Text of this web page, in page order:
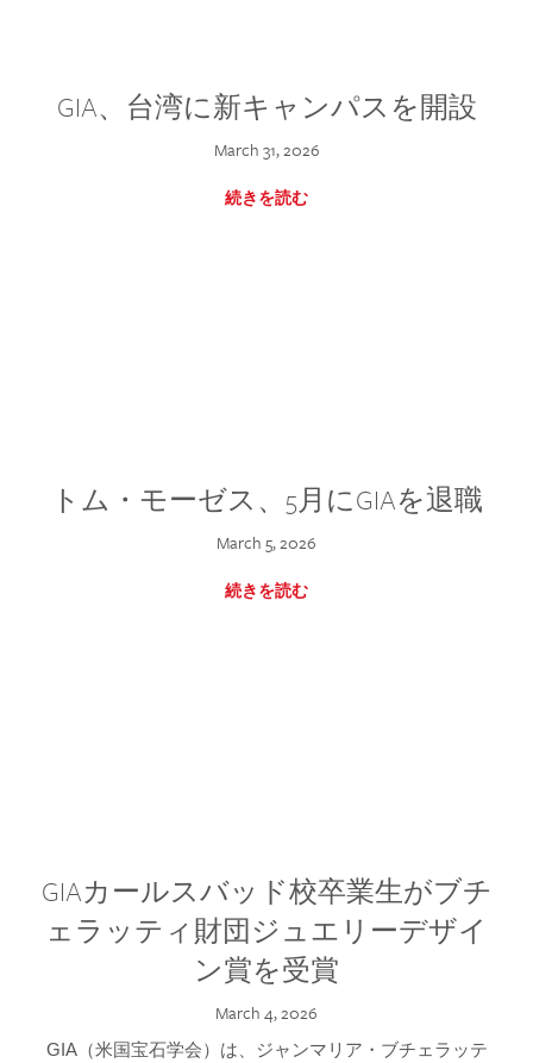
GIA、台湾に新キャンパスを開設
March 31, 2026
続きを読む
トム・モーゼス、5月にGIAを退職
March 5, 2026
続きを読む
GIAカールスバッド校卒業生がブチ
ェラッティ財団ジュエリーデザイ
ン賞を受賞
March 4, 2026
GIA（米国宝石学会）は、ジャンマリア・ブチェラッテ